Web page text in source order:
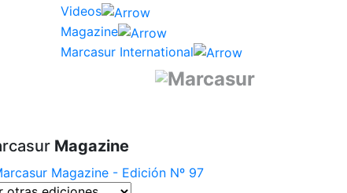
Videos
Magazine
Marcasur International
Magazine